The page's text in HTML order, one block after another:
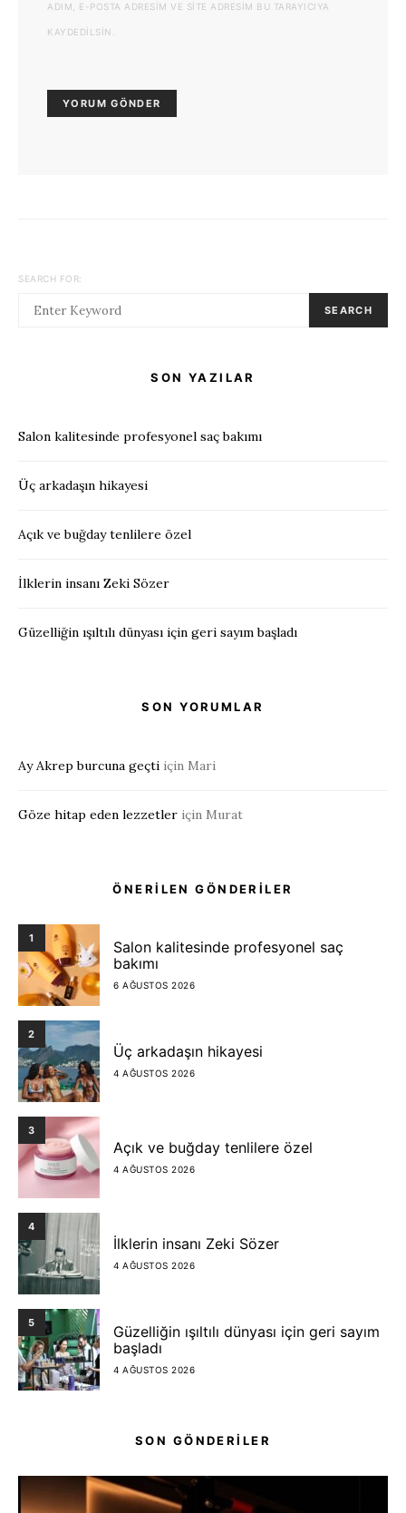
ADIM, E-POSTA ADRESIM VE SITE ADRESIM BU TARAYICIYA
KAYDEDILSIN.
SEARCH FOR:
SEARCH
SON YAZILAR
Salon kalitesinde profesyonel saç bakımı
Üç arkadaşın hikayesi
Açık ve buğday tenlilere özel
İlklerin insanı Zeki Sözer
Güzelliğin ışıltılı dünyası için geri sayım başladı
SON YORUMLAR
Ay Akrep burcuna geçti için Mari
Göze hitap eden lezzetler için Murat
ÖNERİLEN GÖNDERİLER
1
Salon kalitesinde profesyonel saç
bakımı
6 AĞUSTOS 2026
2
Üç arkadaşın hikayesi
4 AĞUSTOS 2026
3
Açık ve buğday tenlilere özel
4 AĞUSTOS 2026
4
İlklerin insanı Zeki Sözer
4 AĞUSTOS 2026
5
Güzelliğin ışıltılı dünyası için geri sayım
başladı
4 AĞUSTOS 2026
SON GÖNDERİLER